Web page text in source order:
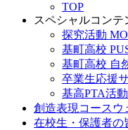
TOP
スペシャルコンテ
探究活動
基町高校
基町高校 自
卒業生応援
基高PTA活動
創造表現コースウ
在校生・保護者の